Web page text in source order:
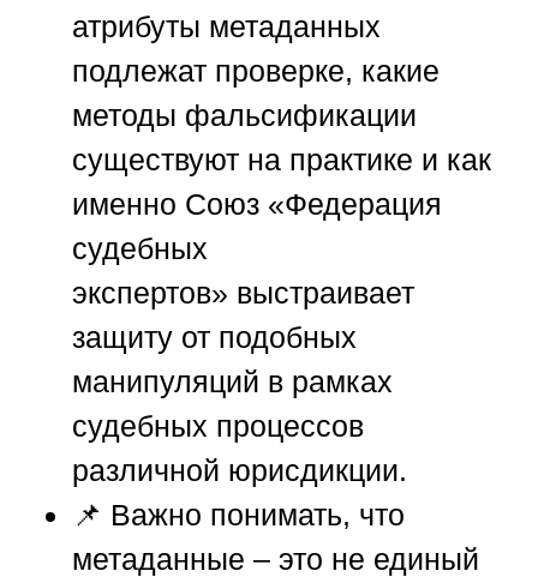
атрибуты метаданных
подлежат проверке, какие
методы фальсификации
существуют на практике и как
именно Союз «Федерация
судебных
экспертов» выстраивает
защиту от подобных
манипуляций в рамках
судебных процессов
различной юрисдикции.
📌 Важно понимать, что
метаданные – это не единый